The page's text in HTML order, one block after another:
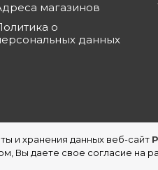
и хранения данных веб-сайт
Вы даете свое согласие на
магазинов
о
данных
- сеть